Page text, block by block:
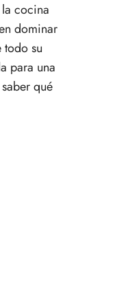
cocina
dominar
todo su
para una
qué